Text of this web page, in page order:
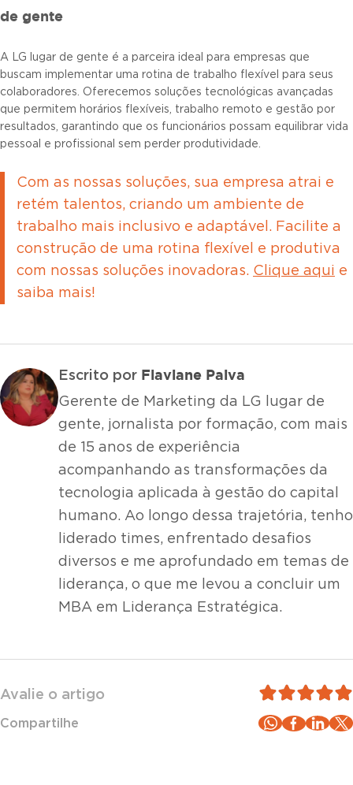
de gente
A LG lugar de gente é a parceira ideal para empresas que
buscam implementar uma rotina de trabalho flexível para seus
colaboradores. Oferecemos soluções tecnológicas avançadas
que permitem horários flexíveis, trabalho remoto e gestão por
resultados, garantindo que os funcionários possam equilibrar vida
pessoal e profissional sem perder produtividade.
Com as nossas soluções, sua empresa atrai e
retém talentos, criando um ambiente de
trabalho mais inclusivo e adaptável. Facilite a
construção de uma rotina flexível e produtiva
com nossas soluções inovadoras. Clique aqui e
saiba mais!
Escrito por Flaviane Paiva
Gerente de Marketing da LG lugar de
gente, jornalista por formação, com mais
de 15 anos de experiência
acompanhando as transformações da
tecnologia aplicada à gestão do capital
humano. Ao longo dessa trajetória, tenho
liderado times, enfrentado desafios
diversos e me aprofundado em temas de
liderança, o que me levou a concluir um
MBA em Liderança Estratégica.
Avalie o artigo
Compartilhe